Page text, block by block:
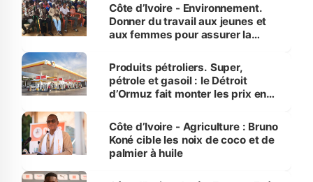
Côte d’Ivoire - Environnement.
Donner du travail aux jeunes et
aux femmes pour assurer la
menacées
Produits pétroliers. Super,
pétrole et gasoil : le Détroit
d’Ormuz fait monter les prix en
Côte d’Ivoire - Agriculture : Bruno
Koné cible les noix de coco et de
palmier à huile